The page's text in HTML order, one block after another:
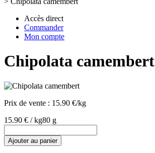
Accès direct
Commander
Mon compte
Chipolata camembert
Prix de vente : 15.90 €/kg
15.90 € / kg80 g
Ajouter au panier